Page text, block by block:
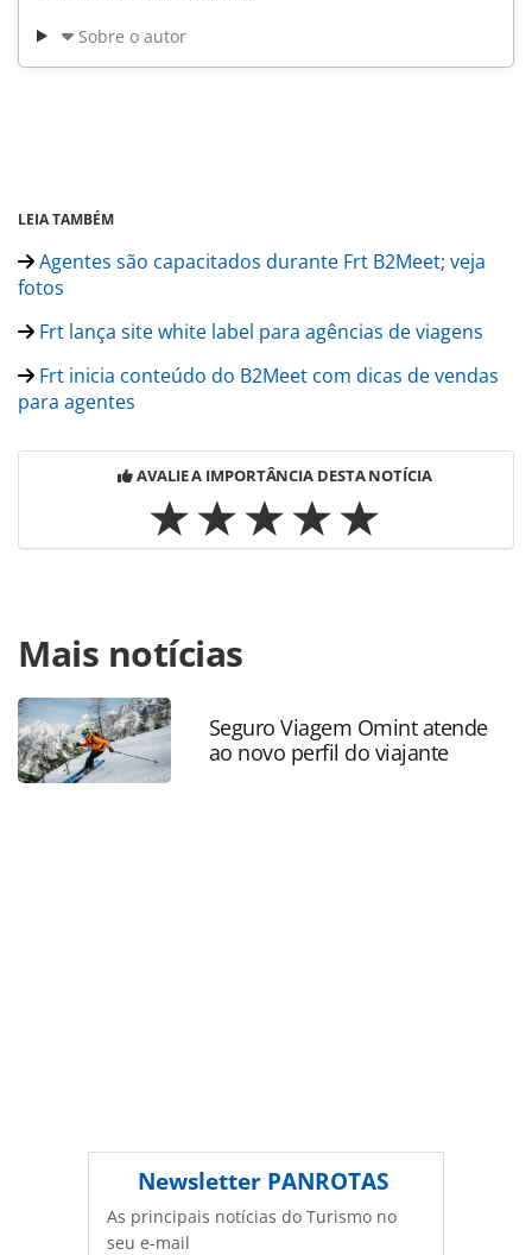
Sobre o autor
LEIA TAMBÉM
Agentes são capacitados durante Frt B2Meet; veja
fotos
Frt lança site white label para agências de viagens
Frt inicia conteúdo do B2Meet com dicas de vendas
para agentes
AVALIE A IMPORTÂNCIA DESTA NOTÍCIA
https://www.panrotas.com.br/mercado/operadoras/2023/
cresce-40-no-pos-pandemia-e-planeja-escritorio-em-sao-
paulo_198661.html ou as ferramentas oferecidas na
página. Todo o conteúdo produzido pela PANROTAS
Editora é protegido pela legislação brasileira sobre direito
autoral. Não reproduza o conteúdo sem autorização da
Mais notícias
Seguro Viagem Omint atende
ao novo perfil do viajante
Newsletter PANROTAS
As principais notícias do Turismo no
seu e-mail